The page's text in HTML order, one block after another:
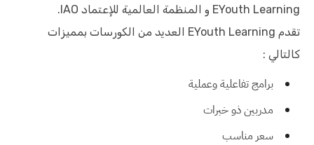
EYouth Learning و المنظمة العالمية للإعتماد IAO.
تقدم EYouth Learning العديد من الكورسات بمميزات
كالتالي :
برامج تفاعلية وعملية
مدربين ذو خبرات
سعر مناسب